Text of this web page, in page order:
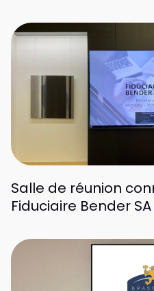
Salle de réunion
Fiduciaire Bender